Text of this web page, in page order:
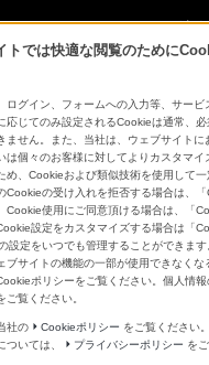
法
商品一覧 アクセサ
サポート・お問い合
わせ
プ
トでは快適な閲覧のために
ログイン、フォームへの入力等、サービ
応じてのみ設定されるCookieは通常、
ません。また、当社は、ウェブサイト
は個々のお客様に対してよりカスタマイ
め、Cookieおよび類似技術を使用して
Cookieの受け入れを拒否する場合は、
Cookie使用にご同意頂ける場合は、「
設定をカスタマイズする場合は「
設定をいつでも管理することができま
ブサイトの機能の一部が使用できなく
ポリシーをご覧ください。個人情
ご覧ください。
社の Cookieポリシー をご覧ください。
ついては、
プライバシーポリシー を